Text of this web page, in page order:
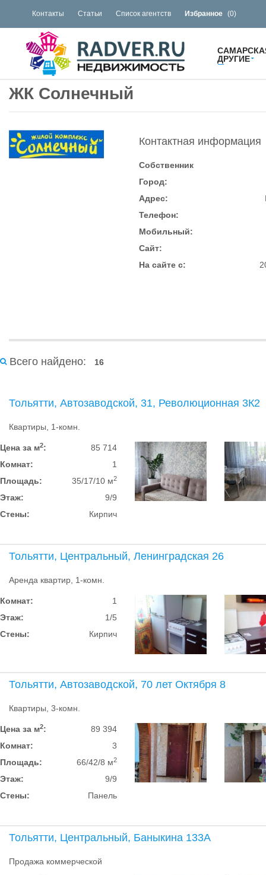
Контакты Статьи Список агентств Избранное (0)
ДРУГИЕ
ЖК Солнечный
Контактная информация
Собственник
Город:
Адрес:
Телефон:
Мобильный:
Сайт:
На сайте с:
Всего найдено: 16
Тольятти, Автозаводской, 31, Революционная 3К2
Квартиры, 1-комн.
Цена за м2:
85 714
Комнат:
1
Площадь:
35/17/10 м2
Этаж:
9/9
Стены:
Кирпич
Тольятти, Центральный, Ленинградская 26
Аренда квартир, 1-комн.
Комнат:
1
Этаж:
1/5
Стены:
Кирпич
Тольятти, Автозаводской, 70 лет Октября 8
Квартиры, 3-комн.
Цена за м2:
89 394
Комнат:
3
Площадь:
66/42/8 м2
Этаж:
9/9
Стены:
Панель
Тольятти, Центральный, Баныкина 133А
Продажа коммерческой